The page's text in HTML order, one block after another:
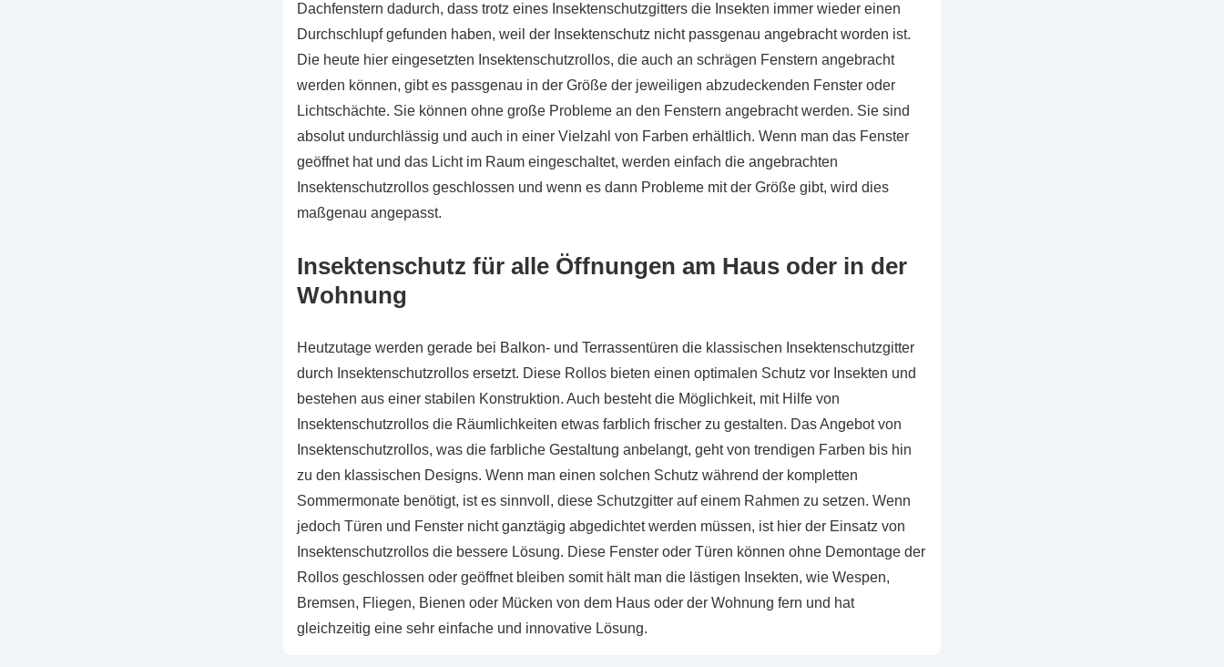
Dachfenstern dadurch, dass trotz eines Insektenschutzgitters die Insekten immer wieder einen
Durchschlupf gefunden haben, weil der Insektenschutz nicht passgenau angebracht worden ist.
Die heute hier eingesetzten Insektenschutzrollos, die auch an schrägen Fenstern angebracht
werden können, gibt es passgenau in der Größe der jeweiligen abzudeckenden Fenster oder
Lichtschächte. Sie können ohne große Probleme an den Fenstern angebracht werden. Sie sind
absolut undurchlässig und auch in einer Vielzahl von Farben erhältlich. Wenn man das Fenster
geöffnet hat und das Licht im Raum eingeschaltet, werden einfach die angebrachten
Insektenschutzrollos geschlossen und wenn es dann Probleme mit der Größe gibt, wird dies
maßgenau angepasst.
Insektenschutz für alle Öffnungen am Haus oder in der
Wohnung
Heutzutage werden gerade bei Balkon- und Terrassentüren die klassischen Insektenschutzgitter
durch Insektenschutzrollos ersetzt. Diese Rollos bieten einen optimalen Schutz vor Insekten und
bestehen aus einer stabilen Konstruktion. Auch besteht die Möglichkeit, mit Hilfe von
Insektenschutzrollos die Räumlichkeiten etwas farblich frischer zu gestalten. Das Angebot von
Insektenschutzrollos, was die farbliche Gestaltung anbelangt, geht von trendigen Farben bis hin
zu den klassischen Designs. Wenn man einen solchen Schutz während der kompletten
Sommermonate benötigt, ist es sinnvoll, diese Schutzgitter auf einem Rahmen zu setzen. Wenn
jedoch Türen und Fenster nicht ganztägig abgedichtet werden müssen, ist hier der Einsatz von
Insektenschutzrollos die bessere Lösung. Diese Fenster oder Türen können ohne Demontage der
Rollos geschlossen oder geöffnet bleiben somit hält man die lästigen Insekten, wie Wespen,
Bremsen, Fliegen, Bienen oder Mücken von dem Haus oder der Wohnung fern und hat
gleichzeitig eine sehr einfache und innovative Lösung.